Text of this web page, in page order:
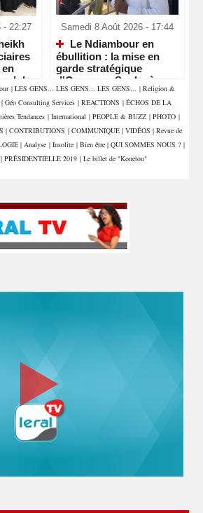
- 22:27
du
Samedi 8 Août 2026 - 17:44
Le Ndiambour en
ébullition : la mise en
garde stratégique
d'Ousmane Sonko à
Louga
| LES GENS... LES GENS... LES GENS... | Religion &
| Géo Consulting Services | REACTIONS | ÉCHOS DE LA
Tendances | International | PEOPLE & BUZZ | PHOTO |
| CONTRIBUTIONS | COMMUNIQUE | VIDÉOS | Revue de
| Analyse | Insolite | Bien être | QUI SOMMES NOUS ? |
| PRÉSIDENTIELLE 2019 | Le billet de "Konetou"